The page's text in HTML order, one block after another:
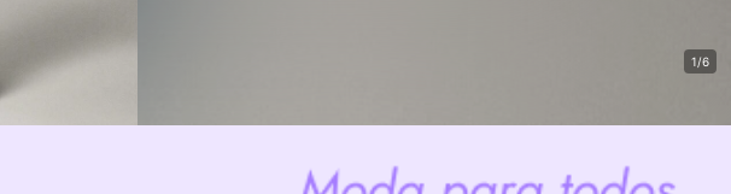
1/6